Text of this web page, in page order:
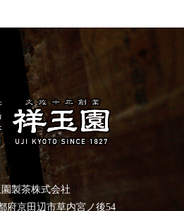
製茶株式会社
府京田辺市草内宮ノ後54